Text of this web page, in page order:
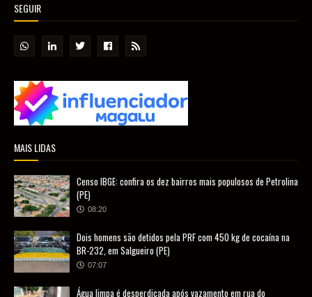
SEGUIR
MAIS LIDAS
Censo IBGE: confira os dez bairros mais populosos de Petrolina
(PE)
08:20
Dois homens são detidos pela PRF com 450 kg de cocaína na
BR-232, em Salgueiro (PE)
07:07
Água limpa é desperdiçada após vazamento em rua do